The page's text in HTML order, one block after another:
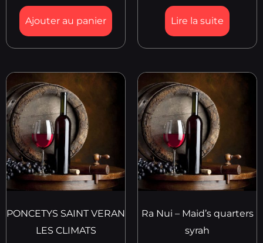
Ajouter au panier Lire la suite
PONCETYS SAINT VERAN
LES CLIMATS
Ra Nui – Maid’s quarters
syrah